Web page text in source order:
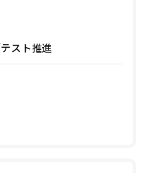
スト推進